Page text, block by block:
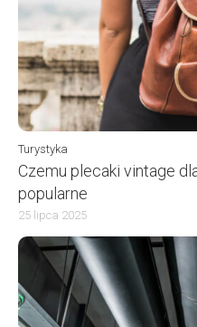
Turystyka
Czemu plecaki vintage
popularne
25 lipca 2025